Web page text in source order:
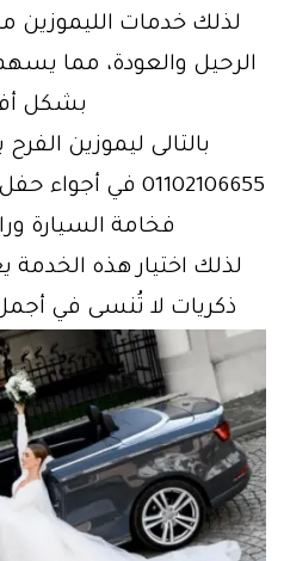
لذلك خدمات الليموزين
الرحيل والعودة، مما
بشكل
بالتالى ليموزين
01102106655 في
فخامة السيارة
لذلك اختيار هذه الخدمة
ذكريات لا تُنسى في